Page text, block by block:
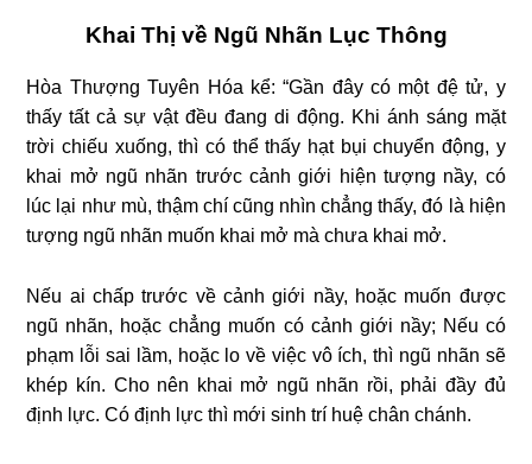
Khai Thị về Ngũ Nhãn Lục Thông
Hòa Thượng Tuyên Hóa kể: “Gần đây có một đệ tử, y
thấy tất cả sự vật đều đang di động. Khi ánh sáng mặt
trời chiếu xuống, thì có thể thấy hạt bụi chuyển động, y
khai mở ngũ nhãn trước cảnh giới hiện tượng nầy, có
lúc lại như mù, thậm chí cũng nhìn chẳng thấy, đó là hiện
tượng ngũ nhãn muốn khai mở mà chưa khai mở.
Nếu ai chấp trước về cảnh giới nầy, hoặc muốn được
ngũ nhãn, hoặc chẳng muốn có cảnh giới nầy; Nếu có
phạm lỗi sai lầm, hoặc lo về việc vô ích, thì ngũ nhãn sẽ
khép kín. Cho nên khai mở ngũ nhãn rồi, phải đầy đủ
định lực. Có định lực thì mới sinh trí huệ chân chánh.